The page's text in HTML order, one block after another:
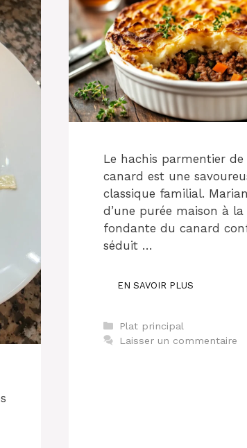
Le hachis parmentier
canard est une
classique familial.
d’une purée maison à la
fondante du canard
séduit …
EN SAVOIR PLUS
Catégories
Plat principal
Laisser un commentaire